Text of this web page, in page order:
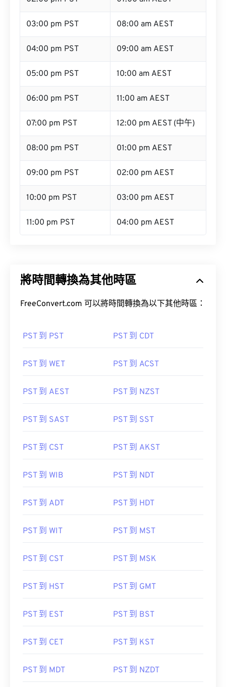
03:00 pm PST 08:00 am AEST
04:00 pm PST 09:00 am AEST
05:00 pm PST 10:00 am AEST
06:00 pm PST 11:00 am AEST
07:00 pm PST 12:00 pm AEST (中午)
08:00 pm PST 01:00 pm AEST
09:00 pm PST 02:00 pm AEST
10:00 pm PST 03:00 pm AEST
11:00 pm PST 04:00 pm AEST
將時間轉換為其他時區
FreeConvert.com 可以將時間轉換為以下其他時區：
PST 到 PST PST 到 CDT
PST 到 WET PST 到 ACST
PST 到 AEST PST 到 NZST
PST 到 SAST PST 到 SST
PST 到 CST PST 到 AKST
PST 到 WIB PST 到 NDT
PST 到 ADT PST 到 HDT
PST 到 WIT PST 到 MST
PST 到 CST PST 到 MSK
PST 到 HST PST 到 GMT
PST 到 EST PST 到 BST
PST 到 CET PST 到 KST
PST 到 MDT PST 到 NZDT